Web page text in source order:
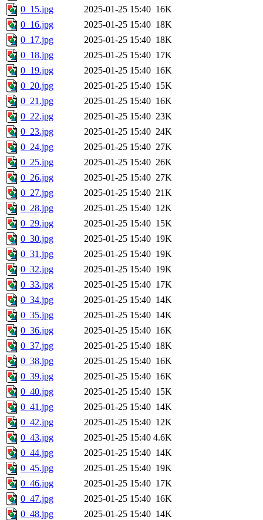
0_15.jpg
2025-01-25 15:40 16K
0_16.jpg
2025-01-25 15:40 18K
0_17.jpg
2025-01-25 15:40 18K
0_18.jpg
2025-01-25 15:40 17K
0_19.jpg
2025-01-25 15:40 16K
0_20.jpg
2025-01-25 15:40 15K
0_21.jpg
2025-01-25 15:40 16K
0_22.jpg
2025-01-25 15:40 23K
0_23.jpg
2025-01-25 15:40 24K
0_24.jpg
2025-01-25 15:40 27K
0_25.jpg
2025-01-25 15:40 26K
0_26.jpg
2025-01-25 15:40 27K
0_27.jpg
2025-01-25 15:40 21K
0_28.jpg
2025-01-25 15:40 12K
0_29.jpg
2025-01-25 15:40 15K
0_30.jpg
2025-01-25 15:40 19K
0_31.jpg
2025-01-25 15:40 19K
0_32.jpg
2025-01-25 15:40 19K
0_33.jpg
2025-01-25 15:40 17K
0_34.jpg
2025-01-25 15:40 14K
0_35.jpg
2025-01-25 15:40 14K
0_36.jpg
2025-01-25 15:40 16K
0_37.jpg
2025-01-25 15:40 18K
0_38.jpg
2025-01-25 15:40 16K
0_39.jpg
2025-01-25 15:40 16K
0_40.jpg
2025-01-25 15:40 15K
0_41.jpg
2025-01-25 15:40 14K
0_42.jpg
2025-01-25 15:40 12K
0_43.jpg
2025-01-25 15:40 4.6K
0_44.jpg
2025-01-25 15:40 14K
0_45.jpg
2025-01-25 15:40 19K
0_46.jpg
2025-01-25 15:40 17K
0_47.jpg
2025-01-25 15:40 16K
0_48.jpg
2025-01-25 15:40 14K